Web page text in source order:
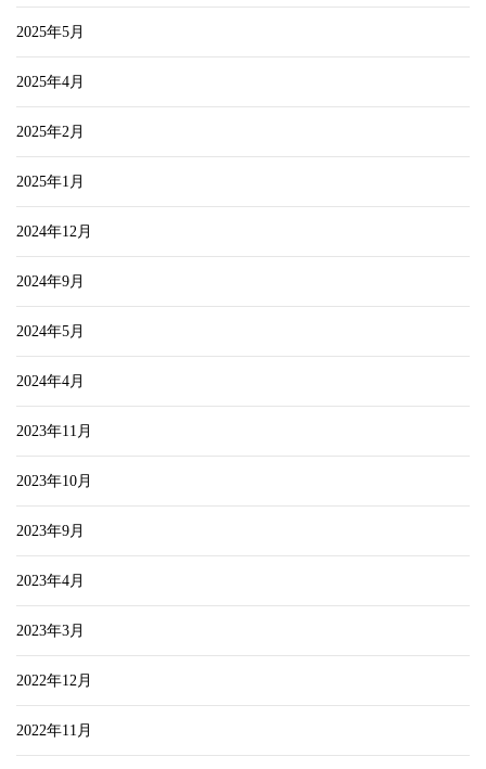
2025年5月
2025年4月
2025年2月
2025年1月
2024年12月
2024年9月
2024年5月
2024年4月
2023年11月
2023年10月
2023年9月
2023年4月
2023年3月
2022年12月
2022年11月